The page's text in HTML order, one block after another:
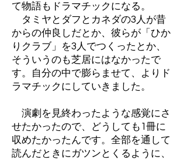
て物語もドラマチックになる。
タミヤとダフとカネダの3人が昔
からの仲良しだとか、彼らが「ひか
りクラブ」を3人でつくったとか、
そういうのも芝居にはなかったで
す。自分の中で膨らませて、よりド
ラマチックにしていきました。
演劇を見終わったような感覚にさ
せたかったので、どうしても1冊に
収めたかったんです。全部を通して
読んだときにガツンとくるように、